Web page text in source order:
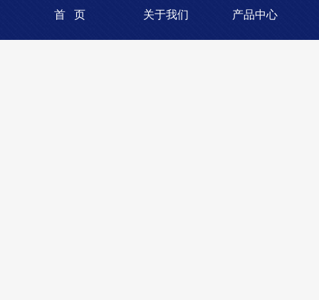
首 页 关于我们 产品中心